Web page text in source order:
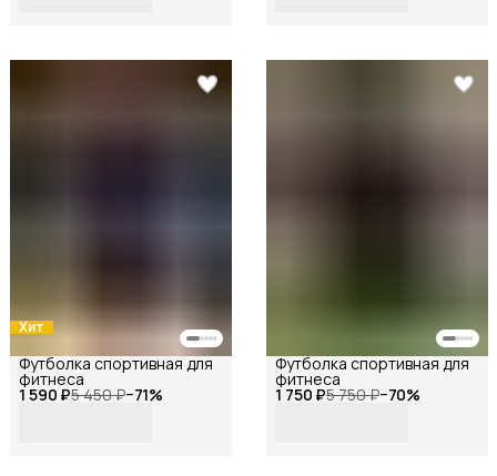
Хит
1 590 ₽5 450 ₽−71%
Футболка спортивная для
фитнеса
1 750 ₽5 750 ₽−70%
Футболка спортивная для
фитнеса